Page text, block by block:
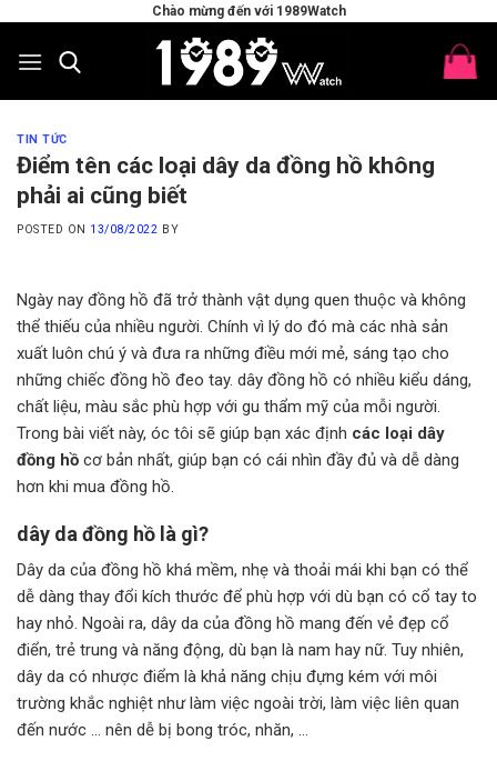
content
Chào mừng đến với 1989Watch
TIN TỨC
Điểm tên các loại dây da đồng hồ không
phải ai cũng biết
POSTED ON 13/08/2022 BY
Ngày nay đồng hồ đã trở thành vật dụng quen thuộc và không
thể thiếu của nhiều người. Chính vì lý do đó mà các nhà sản
xuất luôn chú ý và đưa ra những điều mới mẻ, sáng tạo cho
những chiếc đồng hồ đeo tay. dây đồng hồ có nhiều kiểu dáng,
chất liệu, màu sắc phù hợp với gu thẩm mỹ của mỗi người.
Trong bài viết này, óc tôi sẽ giúp bạn xác định các loại dây
đồng hồ cơ bản nhất, giúp bạn có cái nhìn đầy đủ và dễ dàng
hơn khi mua đồng hồ.
dây da đồng hồ là gì?
Dây da của đồng hồ khá mềm, nhẹ và thoải mái khi bạn có thể
dễ dàng thay đổi kích thước để phù hợp với dù bạn có cổ tay to
hay nhỏ. Ngoài ra, dây da của đồng hồ mang đến vẻ đẹp cổ
điển, trẻ trung và năng động, dù bạn là nam hay nữ. Tuy nhiên,
dây da có nhược điểm là khả năng chịu đựng kém với môi
trường khắc nghiệt như làm việc ngoài trời, làm việc liên quan
đến nước … nên dễ bị bong tróc, nhăn, …